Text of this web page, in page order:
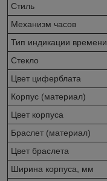
Стиль
Механизм часов
Тип индикации времени
Стекло
Цвет циферблата
Корпус (материал)
Цвет корпуса
Браслет (материал)
Цвет браслета
Ширина корпуса, мм